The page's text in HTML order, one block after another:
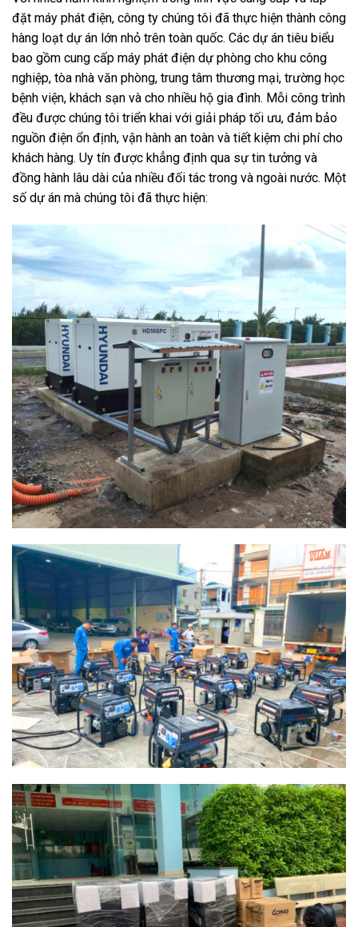
đặt máy phát điện, công ty chúng tôi đã thực hiện thành công
hàng loạt dự án lớn nhỏ trên toàn quốc. Các dự án tiêu biểu
bao gồm cung cấp máy phát điện dự phòng cho khu công
nghiệp, tòa nhà văn phòng, trung tâm thương mại, trường học
bệnh viện, khách sạn và cho nhiều hộ gia đình. Mỗi công trình
đều được chúng tôi triển khai với giải pháp tối ưu, đảm bảo
nguồn điện ổn định, vận hành an toàn và tiết kiệm chi phí cho
khách hàng. Uy tín được khẳng định qua sự tin tưởng và
đồng hành lâu dài của nhiều đối tác trong và ngoài nước. Một
số dự án mà chúng tôi đã thực hiện: